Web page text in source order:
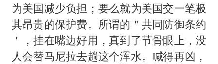
为美国减少负担；要么就为美国交一笔极
其昂贵的保护费。所谓的＂共同防御条约
＂，挂在嘴边好用，真到了节骨眼上，没
人会替马尼拉去趟这个浑水。喊得再凶，